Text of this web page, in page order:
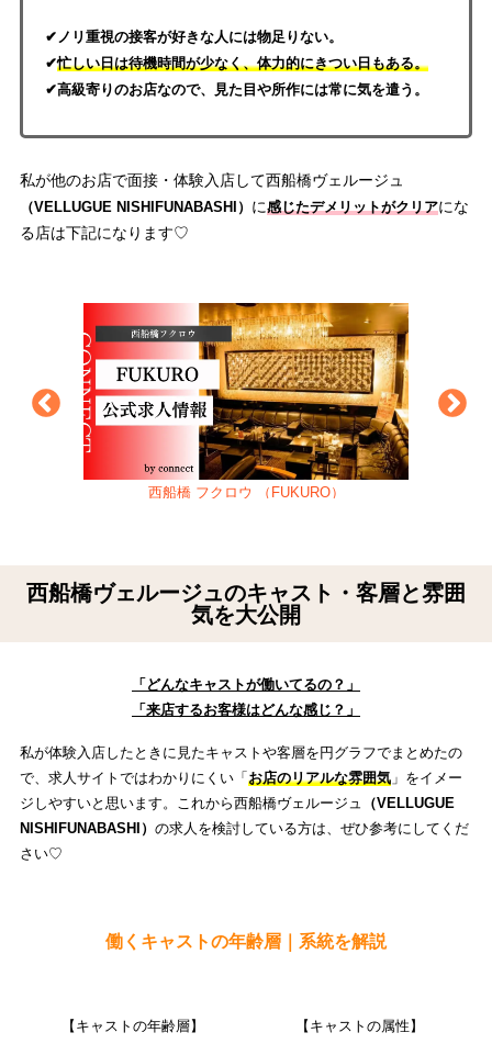
✔ノリ重視の接客が好きな人には物足りない。
✔忙しい日は待機時間が少なく、体力的にきつい日もある。
✔高級寄りのお店なので、見た目や所作には常に気を遣う。
私が他のお店で面接・体験入店して西船橋ヴェルージュ
（VELLUGUE NISHIFUNABASHI） に感じたデメリットがクリアにな
る店は下記になります♡
西船橋 フクロウ （FUKURO）
西船橋ヴェルージュのキャスト・客層と雰囲
気を大公開
「どんなキャストが働いてるの？」
「来店するお客様はどんな感じ？」
私が体験入店したときに見たキャストや客層を円グラフでまとめたの
で、求人サイトではわかりにくい「 お店のリアルな雰囲気」をイメー
ジしやすいと思います。これから西船橋ヴェルージュ
（VELLUGUE
NISHIFUNABASHI） の求人を検討している方は、ぜひ参考にしてくだ
さい♡
働くキャストの年齢層｜系統を解説
【キャストの年齢層】 【キャストの属性】